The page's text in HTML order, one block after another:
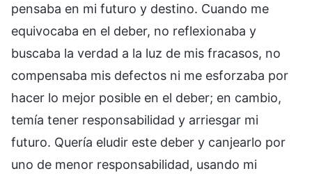
pensaba en mi futuro y destino. Cuando me
equivocaba en el deber, no reflexionaba y
buscaba la verdad a la luz de mis fracasos, no
compensaba mis defectos ni me esforzaba por
hacer lo mejor posible en el deber; en cambio,
temía tener responsabilidad y arriesgar mi
futuro. Quería eludir este deber y canjearlo por
uno de menor responsabilidad, usando mi